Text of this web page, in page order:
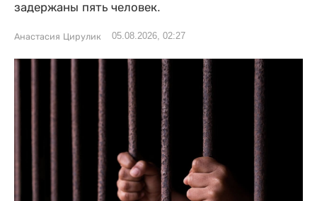
задержаны пять человек.
Анастасия Цирулик 05.08.2026, 02:27